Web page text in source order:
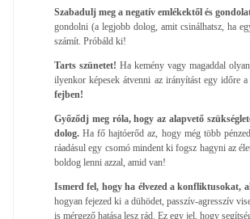
Szabadulj meg a negatív emlékektől és
gondolni (a legjobb dolog, amit csinálhatsz, ha
számít. Próbáld ki!
Tarts szünetet! Ha kemény vagy magaddal
ilyenkor képesek átvenni az irányítást egy időre a
fejben!
Győződj meg róla, hogy az alapvető
dolog. Ha fő hajtóerőd az, hogy még több
ráadásul egy csomó mindent ki fogsz hagyni az
boldog lenni azzal, amid van!
Ismerd fel, hogy ha élvezed a konfliktusokat,
hogyan fejezed ki a dühödet, passzív-agresszív
is mérgező hatása lesz rád. Ez egy jel, hogy